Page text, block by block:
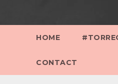
HOME
CONTACT